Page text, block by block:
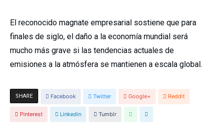
El reconocido magnate empresarial sostiene que para
finales de siglo, el daño a la economía mundial será
mucho más grave si las tendencias actuales de
emisiones a la atmósfera se mantienen a escala global.
SHARE Facebook Twitter Google+ Reddit
Pinterest Linkedin Tumblr